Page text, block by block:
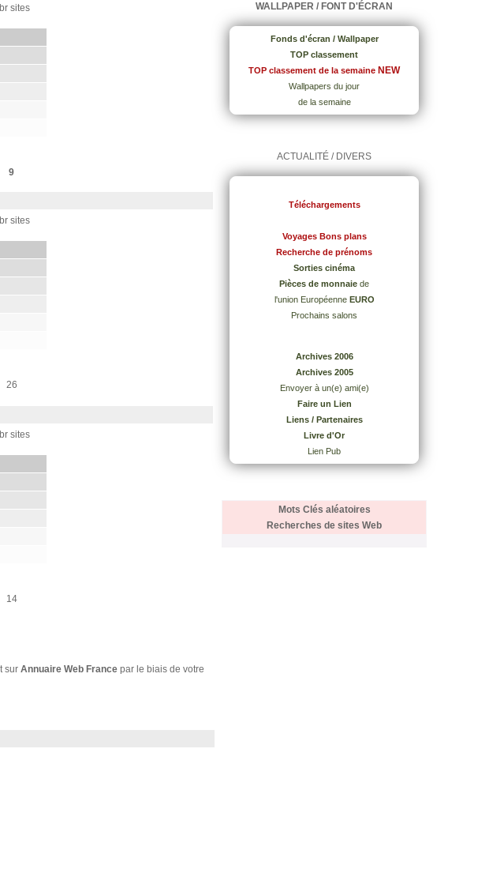
sites
9
sites
26
sites
14
sur Annuaire Web France par le biais de votre
WALLPAPER / FONT D'ÉCRAN
Fonds d'écran / Wallpaper
TOP classement
TOP classement de la semaine NEW
Wallpapers du jour
de la semaine
ACTUALITÉ / DIVERS
Téléchargements
Voyages Bons plans
Recherche de prénoms
Sorties cinéma
Pièces de monnaie de
l'union Européenne EURO
Prochains salons
Archives 2006
Archives 2005
Envoyer à un(e) ami(e)
Faire un Lien
Liens / Partenaires
Livre d'Or
Lien Pub
Mots Clés aléatoires
Recherches de sites Web